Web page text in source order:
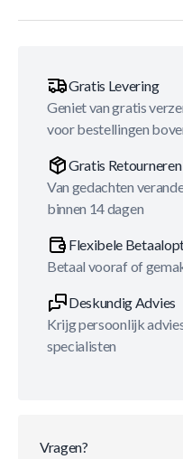
Gratis Levering
Geniet van gratis
voor bestellingen
Gratis Retourneren
Van gedachten
binnen 14 dagen
Flexibele
Betaal vooraf of
Deskundig Advies
Krijg persoonlijk
specialisten
Vragen?